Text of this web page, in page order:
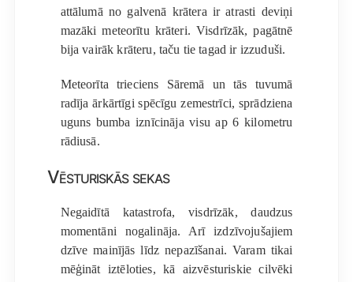
attālumā no galvenā krātera ir atrasti deviņi
mazāki meteorītu krāteri. Visdrīzāk, pagātnē
bija vairāk krāteru, taču tie tagad ir izzuduši.
Meteorīta trieciens Sāremā un tās tuvumā
radīja ārkārtīgi spēcīgu zemestrīci, sprādziena
uguns bumba iznīcināja visu ap 6 kilometru
rādiusā.
Vēsturiskās sekas
Negaidītā katastrofa, visdrīzāk, daudzus
momentāni nogalināja. Arī izdzīvojušajiem
dzīve mainījās līdz nepazīšanai. Varam tikai
mēģināt iztēloties, kā aizvēsturiskie cilvēki